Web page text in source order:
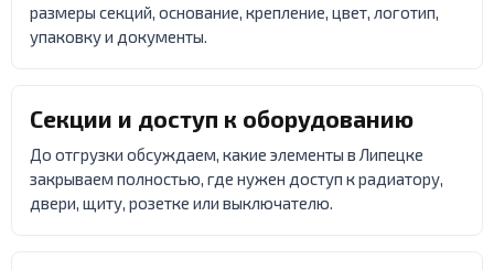
размеры секций, основание, крепление, цвет, логотип,
упаковку и документы.
Секции и доступ к оборудованию
До отгрузки обсуждаем, какие элементы в Липецке
закрываем полностью, где нужен доступ к радиатору,
двери, щиту, розетке или выключателю.